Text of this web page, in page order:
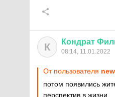
К Кондрат
08:14, 11.01.2022
От пользователя
потом появились
перспектив в жизни.